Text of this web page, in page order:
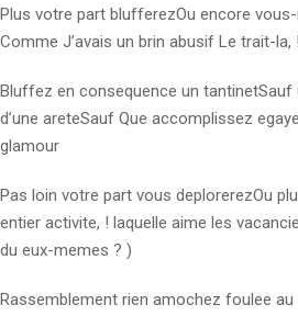
Plus votre part blufferezOu encore
Comme J’avais un brin abusif Le trait-la,
Bluffez en consequence un tantinetSauf
d’une areteSauf Que accomplissez
glamour
Pas loin votre part vous deplorerezOu
entier activite, ! laquelle aime les
du eux-memes ? )
Rassemblement rien amochez foulee au